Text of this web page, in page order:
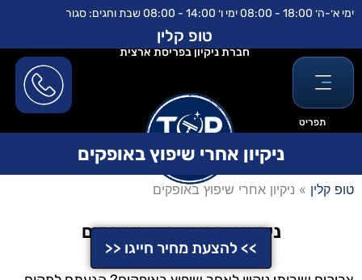
לתוכן
דילוג
ימי א׳-ה׳ 18:00 - 08:00 ימי ו׳ 14:00 - 08:00 שבת וחגים: סגור
תפריט
טופ קלין
חברת ניקיון בפריסת ארצית
ניקיון אחרי שיפוץ באופקים
טופ קלין » ניקיון אחרי שיפוץ באופקים
ניקיון אחרי שיפוץ באופקים
>> להצעת מחיר חייגו <<